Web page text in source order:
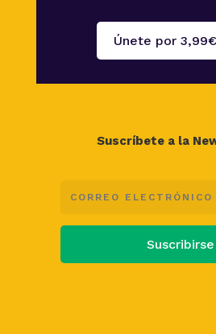
Únete por
Suscríbete a la
Suscribirse